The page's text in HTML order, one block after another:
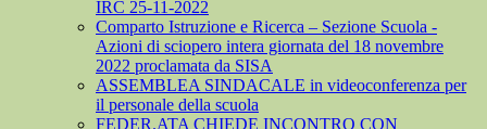
IRC 25-11-2022
Comparto Istruzione e Ricerca – Sezione Scuola -
Azioni di sciopero intera giornata del 18 novembre
2022 proclamata da SISA
ASSEMBLEA SINDACALE in videoconferenza per
il personale della scuola
FEDER.ATA CHIEDE INCONTRO CON